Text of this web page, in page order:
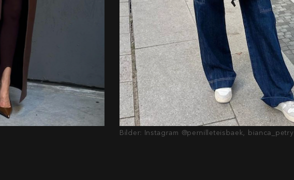
Bilder: Instagram @pernilleteisbaek, bianca_petry